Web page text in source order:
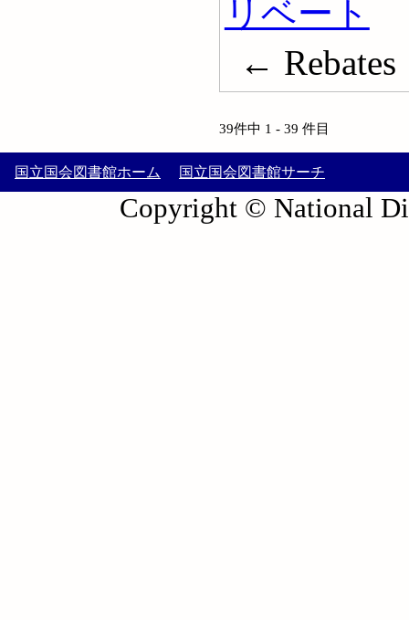
リベート
← Rebates
39件中 1 - 39 件目
国立国会図書館ホーム 国立国会図書館サーチ
Copyright © National